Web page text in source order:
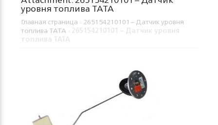
уровня топлива TATA
Главная страница 265154210101 – Датчик уровня
топлива TATA»